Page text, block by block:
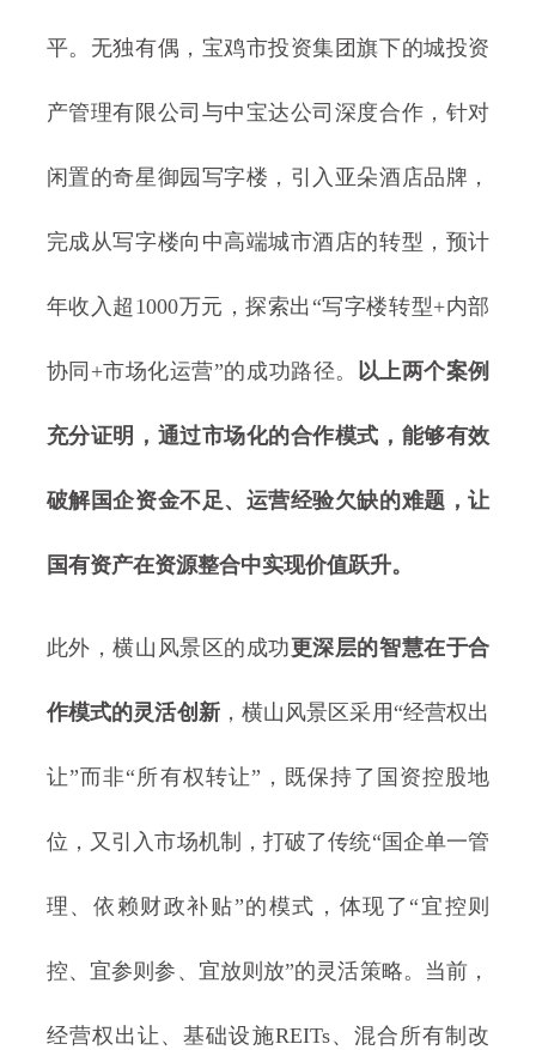
平。无独有偶，宝鸡市投资集团旗下的城投资
产管理有限公司与中宝达公司深度合作，针对
闲置的奇星御园写字楼，引入亚朵酒店品牌，
完成从写字楼向中高端城市酒店的转型，预计
年收入超1000万元，探索出“写字楼转型+内部
协同+市场化运营”的成功路径。 以上两个案例
充分证明，通过市场化的合作模式，能够有效
破解国企资金不足、运营经验欠缺的难题，让
国有资产在资源整合中实现价值跃升。
此外，横山风景区的成功更深层的智慧在于合
作模式的灵活创新，横山风景区采用“经营权出
让”而非“所有权转让”，既保持了国资控股地
位，又引入市场机制，打破了传统“国企单一管
理、依赖财政补贴”的模式，体现了“宜控则
控、宜参则参、宜放则放”的灵活策略。当前，
经营权出让、基础设施REITs、混合所有制改